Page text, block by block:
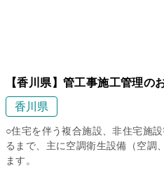
【香川県】管工事施工管理の
香川県
○住宅を伴う複合施設、非住宅施
るまで、主に空調衛生設備（空調
ます。